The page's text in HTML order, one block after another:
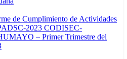
de Cumplimiento de Actividades
2023 CODISEC-
– Primer Trimestre del